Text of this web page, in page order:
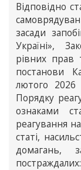
Відповідно
засади
Україні»,
рівних прав
постанови
лютого
Порядку
ознаками
реагування
статі,
домагань,
постраждалих: